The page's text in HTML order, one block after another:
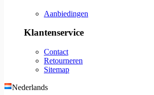
Aanbiedingen
Klantenservice
Contact
Retourneren
Sitemap
Nederlands